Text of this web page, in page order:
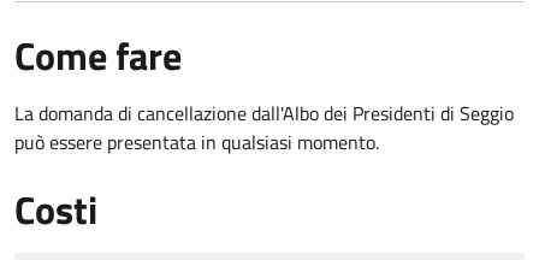
Come fare
La domanda di cancellazione dall'Albo dei Presidenti di Seggio
può essere presentata in qualsiasi momento.
Costi